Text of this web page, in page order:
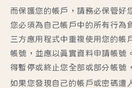
而保護您的帳戶，請務必保管好
您必須為自己帳戶中的所有行為
三方應用程式中重複使用您的帳
帳號，並應以真實資料申請帳號
得暫停或終止您全部或部分帳號
如果您發現自己的帳戶或密碼遭